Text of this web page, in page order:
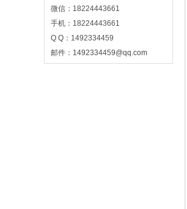
微信：18224443661
手机：18224443661
Q Q：1492334459
邮件： 1492334459@qq.com